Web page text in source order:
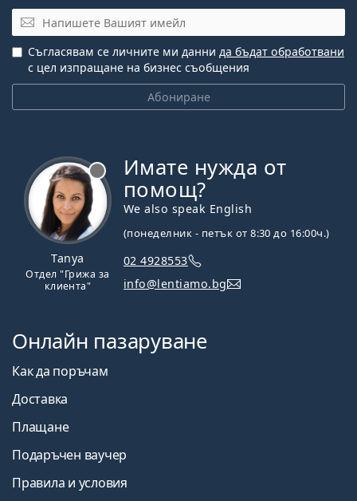
Имейл
Абониране
Съгласявам се личните ми данни да бъдат обработвани
с цел изпращане на бизнес съобщения
Tanya
Отдел "Грижа за
клиента"
Имате нужда от
помощ?
We also speak English
(понеделник - петък от 8:30 до 16:00ч.)
02 4928553
info@lentiamo.bg
Онлайн пазаруване
Как да поръчам
Доставка
Плащане
Подаръчен ваучер
Правила и условия